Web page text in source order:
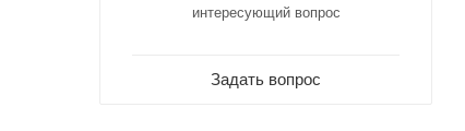
интересующий вопрос
Задать вопрос